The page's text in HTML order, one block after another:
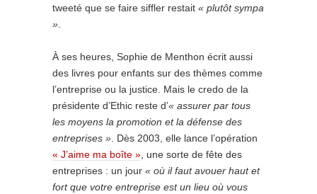
tweeté que se faire siffler restait « plutôt sympa
».
À ses heures, Sophie de Menthon écrit aussi
des livres pour enfants sur des thèmes comme
l’entreprise ou la justice. Mais le credo de la
présidente d’Ethic reste d’« assurer par tous
les moyens la promotion et la défense des
entreprises ». Dès 2003, elle lance l’opération
« J’aime ma boîte », une sorte de fête des
entreprises : un jour « où il faut avouer haut et
fort que votre entreprise est un lieu où vous